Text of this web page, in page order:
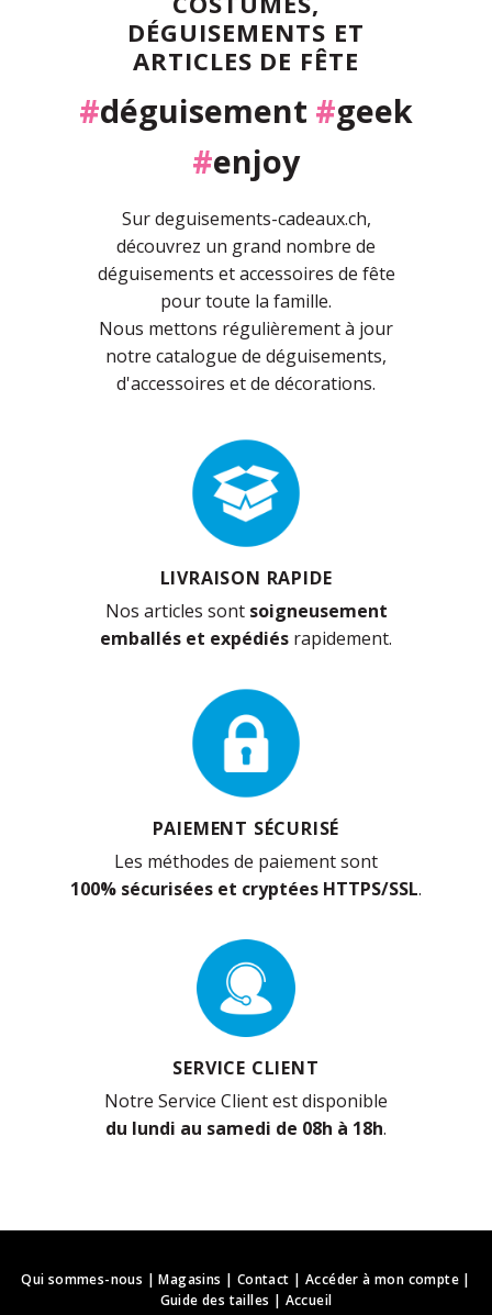
DÉGUISEMENTS ET
ARTICLES DE FÊTE
#déguisement #geek
#enjoy
Sur deguisements-cadeaux.ch,
découvrez un grand nombre de
déguisements et accessoires de fête
pour toute la famille.
Nous mettons régulièrement à jour
notre catalogue de déguisements,
d'accessoires et de décorations.
LIVRAISON RAPIDE
Nos articles sont soigneusement
emballés et expédiés rapidement.
PAIEMENT SÉCURISÉ
Les méthodes de paiement sont
100% sécurisées et cryptées HTTPS/SSL.
SERVICE CLIENT
Notre Service Client est disponible
du lundi au samedi de 08h à 18h.
Qui sommes-nous |Magasins | Contact | Accéder à mon compte|
Guide des tailles | Accueil